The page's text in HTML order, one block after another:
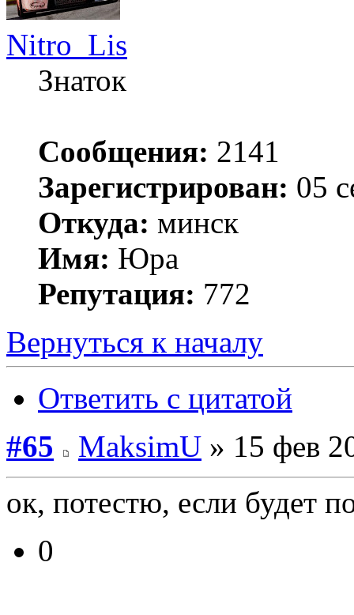
Nitro_Lis
Знаток
Сообщения: 2141
Зарегистрирован: 05
Откуда: минск
Имя: Юра
Репутация: 772
Вернуться к началу
Ответить с цитатой
#65
MaksimU » 15 фев
ок, потестю, если будет
0